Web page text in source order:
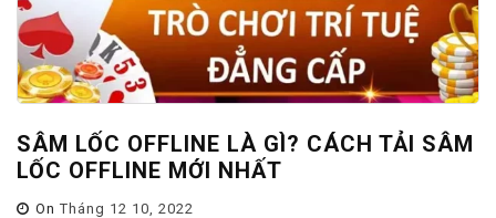
SÂM LỐC OFFLINE LÀ GÌ? CÁCH TẢI SÂM
LỐC OFFLINE MỚI NHẤT
On Tháng 12 10, 2022